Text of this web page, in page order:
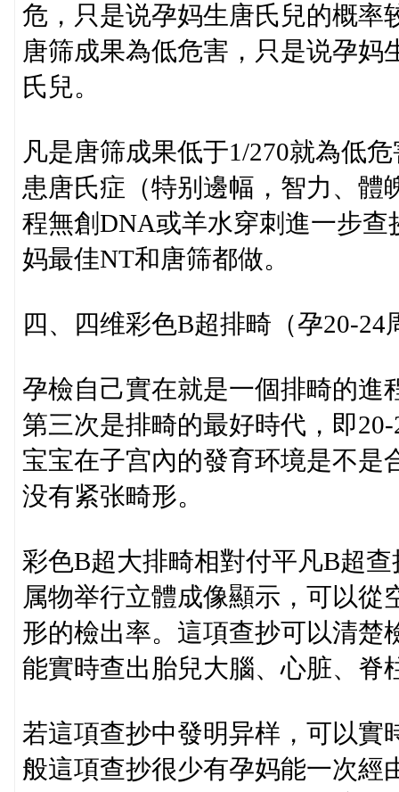
危，只是说孕妈生唐氏兒的概率
唐筛成果為低危害，只是说孕妈
氏兒。
凡是唐筛成果低于1/270就為低
患唐氏症（特别邊幅，智力、體
程無創DNA或羊水穿刺進一步
妈最佳NT和唐筛都做。
四、四维彩色B超排畸（孕20-24
孕檢自己實在就是一個排畸的進
第三次是排畸的最好時代，即
宝宝在子宫內的發育环境是不是
没有紧张畸形。
彩色B超大排畸相對付平凡B超
属物举行立體成像顯示，可以
形的檢出率。這項查抄可以清楚
能實時查出胎兒大腦、心脏、脊
若這項查抄中發明异样，可以實
般這項查抄很少有孕妈能一次經